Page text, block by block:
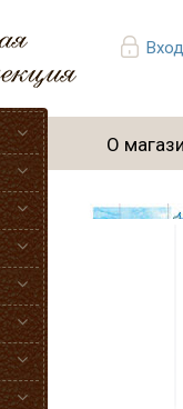
Вход
О